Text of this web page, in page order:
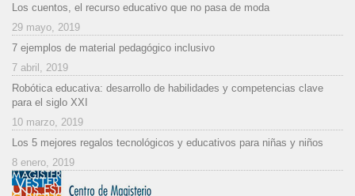
Los cuentos, el recurso educativo que no pasa de moda
29 mayo, 2019
7 ejemplos de material pedagógico inclusivo
7 abril, 2019
Robótica educativa: desarrollo de habilidades y competencias clave
para el siglo XXI
10 marzo, 2019
Los 5 mejores regalos tecnológicos y educativos para niñas y niños
8 enero, 2019